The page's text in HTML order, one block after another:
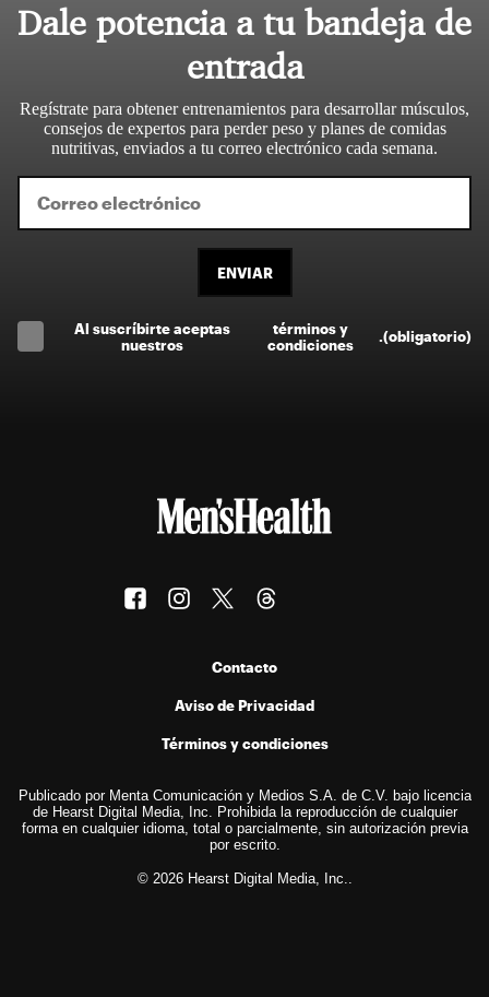
Dale potencia a tu bandeja de
entrada
Regístrate para obtener entrenamientos para desarrollar músculos,
consejos de expertos para perder peso y planes de comidas
nutritivas, enviados a tu correo electrónico cada semana.
ENVIAR
Al suscríbirte aceptas
nuestros
términos y
condiciones
.(obligatorio)
Contacto
Aviso de Privacidad
Términos y condiciones
Publicado por Menta Comunicación y Medios S.A. de C.V. bajo licencia
de Hearst Digital Media, Inc. Prohibida la reproducción de cualquier
forma en cualquier idioma, total o parcialmente, sin autorización previa
por escrito.
© 2026 Hearst Digital Media, Inc..